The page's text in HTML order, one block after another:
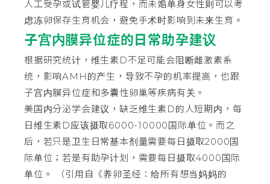
人工受孕或试管婴儿疗程，而未婚单身女性则可以考
虑冻卵保存生育机会，避免手术时影响到未来生育。
子宫内膜异位症的日常助孕建议
根据研究统计，维生素D不足可能会阻断雌激素系
统，影响AMH的产生，导致不孕的机率提高，也跟
子宫内膜异位症和多囊性卵巢等疾病有关。
美国内分泌学会建议，缺乏维生素D的人短期内，每
日维生素D应该摄取6000-10000国际单位。而之
后，若只是卫生日常基本剂量需要每日摄取2000国
际单位；若是有助孕计划，需要每日摄取4000国际
单位。 （引用自《养卵圣经：给所有想当妈妈的